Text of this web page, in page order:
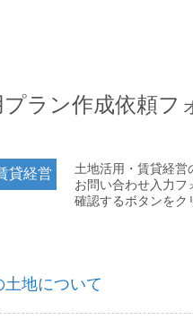
プラン作成依頼フ
貸経営
土地活用・賃貸経営
お問い合わせ入力フ
確認するボタンをク
土地について